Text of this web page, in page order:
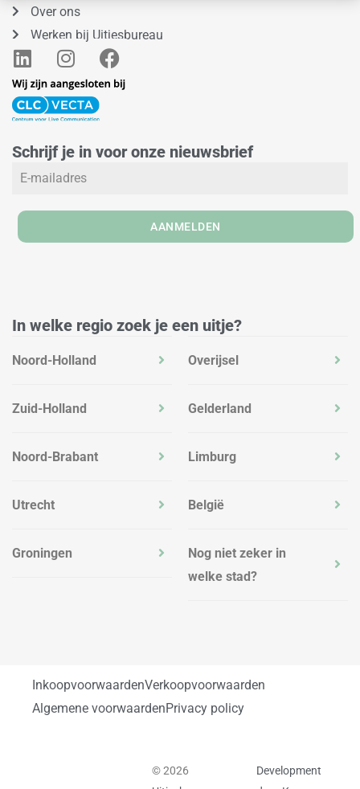
Over ons
Werken bij Uitjesbureau
L
i
n
k
d
i
I
n
s
t
g
r
m
F
a
o
Schrijf je in voor onze nieuwsbrief
AANMELDEN
In welke regio zoek je een uitje?
Noord-Holland
Zuid-Holland
Noord-Brabant
Utrecht
Groningen
Overijsel
Gelderland
Limburg
België
Nog niet zeker in
welke stad?
InkoopvoorwaardenVerkoopvoorwaarden
Algemene voorwaardenPrivacy policy
© 2026
Development